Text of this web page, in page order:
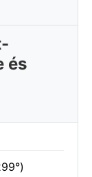
és